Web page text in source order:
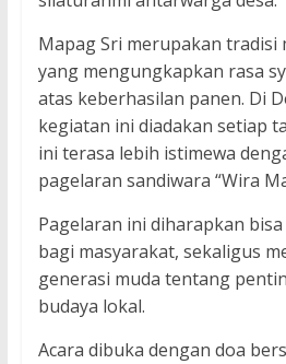
Mapag Sri merupakan tradisi
yang mengungkapkan rasa
atas keberhasilan panen. Di
kegiatan ini diadakan setiap
ini terasa lebih istimewa
pagelaran sandiwara “Wira
Pagelaran ini diharapkan
bagi masyarakat, sekaligus
generasi muda tentang
budaya lokal.
Acara dibuka dengan doa